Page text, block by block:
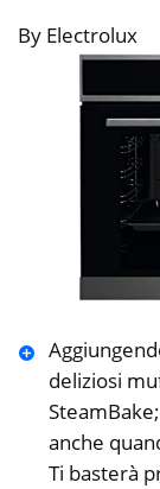
By Electrolux
deliziosi
anche
Ti basterà